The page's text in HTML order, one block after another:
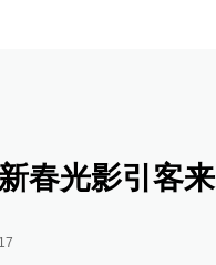
春光影引客来